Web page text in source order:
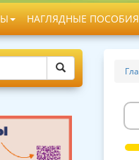
НАГЛЯДНЫЕ ПОСОБИЯ